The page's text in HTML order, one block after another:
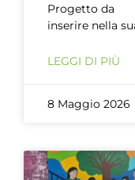
Progetto da
inserire nella
LEGGI DI PIÙ
8 Maggio 2026